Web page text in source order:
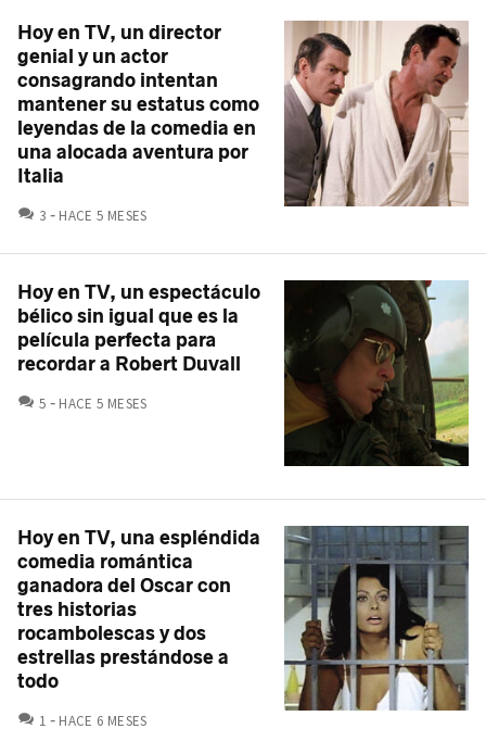
Hoy en TV, un director
genial y un actor
consagrando intentan
mantener su estatus como
leyendas de la comedia en
una alocada aventura por
Italia
3 COMENTARIOS
HACE 5 MESES
Hoy en TV, un espectáculo
bélico sin igual que es la
película perfecta para
recordar a Robert Duvall
5 COMENTARIOS
HACE 5 MESES
Hoy en TV, una espléndida
comedia romántica
ganadora del Oscar con
tres historias
rocambolescas y dos
estrellas prestándose a
todo
1 COMENTARIOS
HACE 6 MESES